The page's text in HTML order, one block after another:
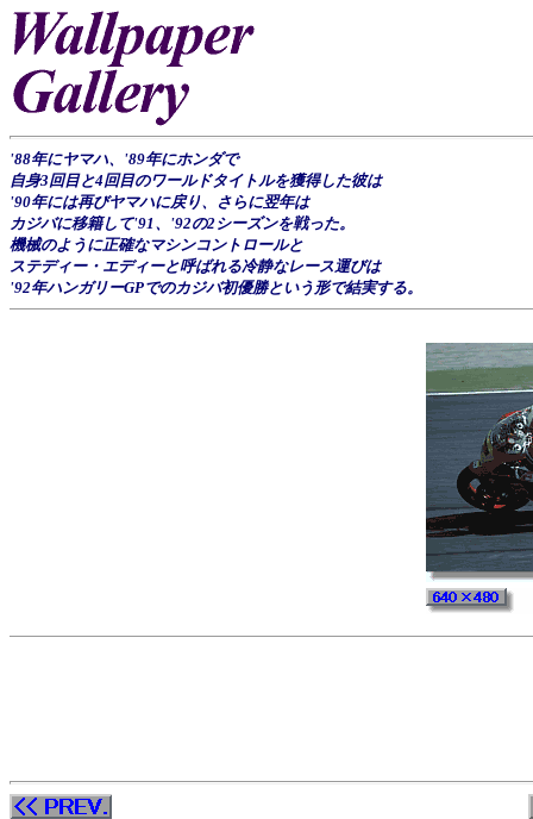
'88年にヤマハ、'89年にホンダで
自身3回目と4回目のワールドタイトルを獲得した彼は
'90年には再びヤマハに戻り、さらに翌年は
カジバに移籍して'91、'92の2シーズンを戦った。
機械のように正確なマシンコントロールと
ステディー・エディーと呼ばれる冷静なレース運びは
'92年ハンガリーGPでのカジバ初優勝という形で結実する。